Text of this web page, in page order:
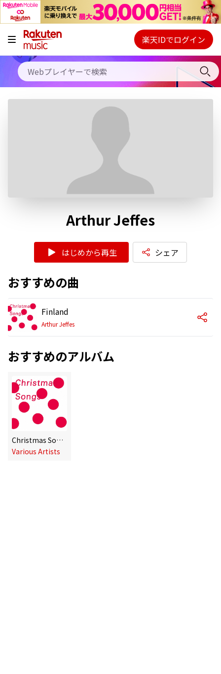
キャンペーン
料金プラン
使い方
Webプレイヤー
ご契約内容の確認・変更
楽天IDでログイン
Arthur Jeffes
はじめから再生 シェア
おすすめの曲
Finland
Arthur Jeffes
おすすめのアルバム
Christmas Songs
Various Artists